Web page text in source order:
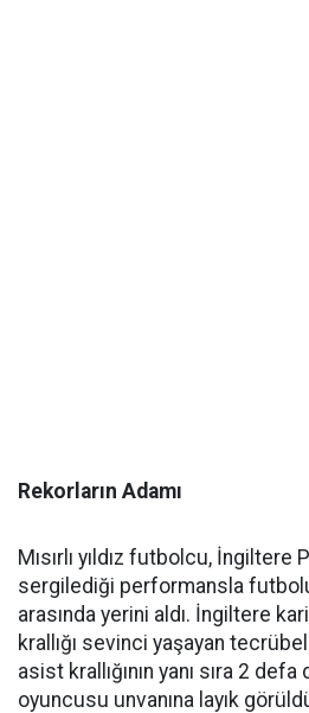
Rekorların Adamı
Mısırlı yıldız futbolcu, İngiltere
sergilediği performansla
arasında yerini aldı. İngiltere
krallığı sevinci yaşayan
asist krallığının yanı sıra 2
oyuncusu unvanına layık